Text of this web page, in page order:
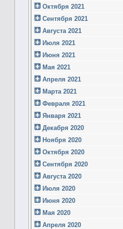
Октября 2021
Сентября 2021
Августа 2021
Июля 2021
Июня 2021
Мая 2021
Апреля 2021
Марта 2021
Февраля 2021
Января 2021
Декабря 2020
Ноября 2020
Октября 2020
Сентября 2020
Августа 2020
Июля 2020
Июня 2020
Мая 2020
Апреля 2020